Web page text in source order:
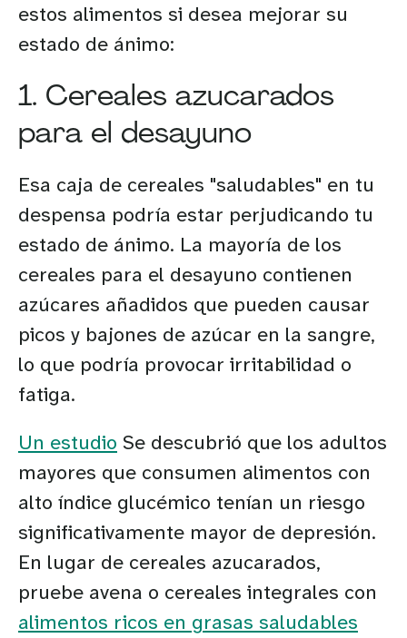
estos alimentos si desea mejorar su
estado de ánimo:
1. Cereales azucarados
para el desayuno
Esa caja de cereales "saludables" en tu
despensa podría estar perjudicando tu
estado de ánimo. La mayoría de los
cereales para el desayuno contienen
azúcares añadidos que pueden causar
picos y bajones de azúcar en la sangre,
lo que podría provocar irritabilidad o
fatiga.
Un estudio Se descubrió que los adultos
mayores que consumen alimentos con
alto índice glucémico tenían un riesgo
significativamente mayor de depresión.
En lugar de cereales azucarados,
pruebe avena o cereales integrales con
alimentos ricos en grasas saludables